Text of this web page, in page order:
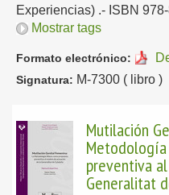
Experiencias) .- ISBN
Mostrar tags
Formato electrónico:
Signatura: M-7300 ( libro )
Mutilación
Metodología
preventiva
Generalitat